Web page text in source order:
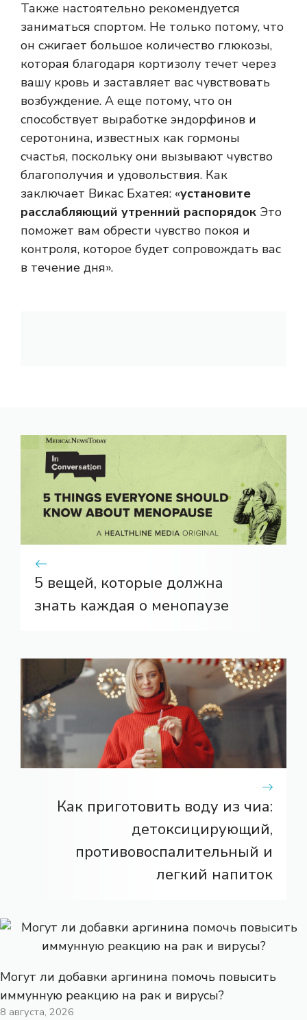
Также настоятельно рекомендуется
заниматься спортом. Не только потому, что
он сжигает большое количество глюкозы,
которая благодаря кортизолу течет через
вашу кровь и заставляет вас чувствовать
возбуждение. А еще потому, что он
способствует выработке эндорфинов и
серотонина, известных как гормоны
счастья, поскольку они вызывают чувство
благополучия и удовольствия. Как
заключает Викас Бхатея: «установите
расслабляющий утренний распорядок Это
поможет вам обрести чувство покоя и
контроля, которое будет сопровождать вас
в течение дня».
5 вещей, которые должна
знать каждая о менопаузе
Как приготовить воду из чиа:
детоксицирующий,
противовоспалительный и
легкий напиток
Могут ли добавки аргинина помочь повысить
иммунную реакцию на рак и вирусы?
8 августа, 2026